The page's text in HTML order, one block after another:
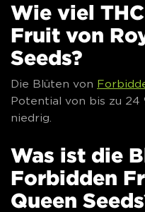
Wie viel
Fruit von
Seeds?
Die Blüten von
Potential von bis zu 24
niedrig.
Was ist die
Forbidden
Queen